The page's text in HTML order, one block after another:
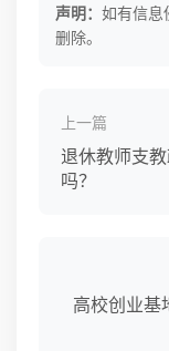
声明： 如有信息
删除。
上一篇
退休教师支
吗？
高校创业基